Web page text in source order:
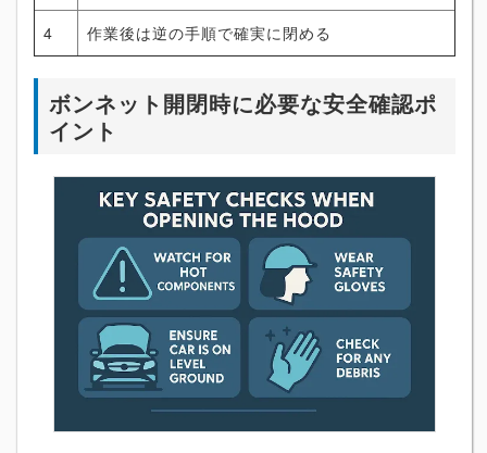
4 作業後は逆の手順で確実に閉める
ボンネット開閉時に必要な安全確認ポ
イント